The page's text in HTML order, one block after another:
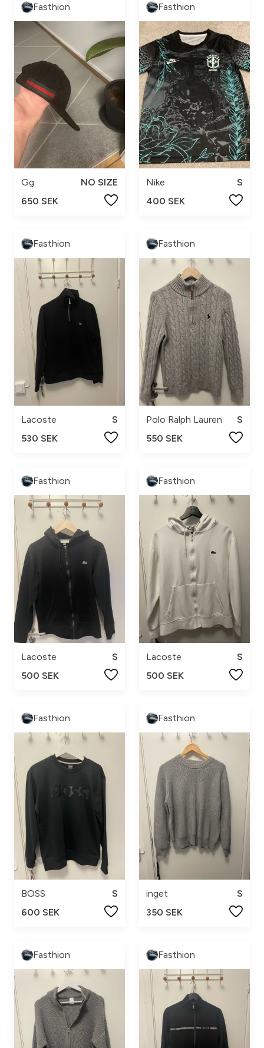
Fasthion
Gg
NO SIZE
650 SEK
Fasthion
Nike
S
400 SEK
Fasthion
Lacoste
S
530 SEK
Fasthion
Polo Ralph Lauren
S
550 SEK
Fasthion
Lacoste
S
500 SEK
Fasthion
Lacoste
S
500 SEK
Fasthion
BOSS
S
600 SEK
Fasthion
inget
S
350 SEK
Fasthion Fasthion